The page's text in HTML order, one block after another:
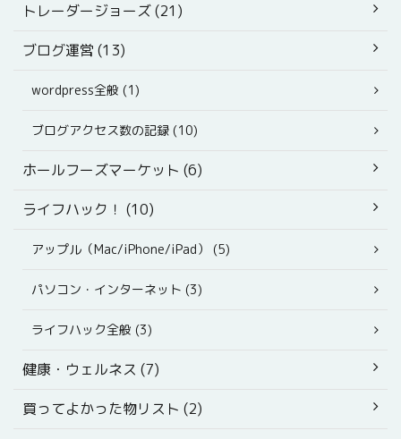
トレーダージョーズ (21)
ブログ運営 (13)
wordpress全般 (1)
ブログアクセス数の記録 (10)
ホールフーズマーケット (6)
ライフハック！ (10)
アップル（Mac/iPhone/iPad） (5)
パソコン・インターネット (3)
ライフハック全般 (3)
健康・ウェルネス (7)
買ってよかった物リスト (2)